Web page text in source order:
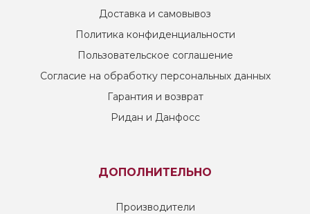
Доставка и самовывоз
Политика конфиденциальности
Пользовательское соглашение
Согласие на обработку персональных данных
Гарантия и возврат
Ридан и Данфосс
ДОПОЛНИТЕЛЬНО
Производители